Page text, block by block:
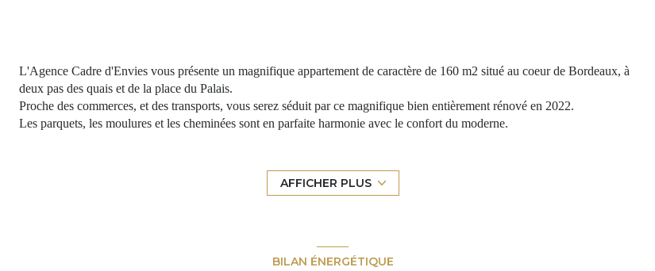
L'Agence Cadre d'Envies vous présente un magnifique appartement de caractère de 160 m2 situé au coeur de Bordeaux, à
deux pas des quais et de la place du Palais.
Proche des commerces, et des transports, vous serez séduit par ce magnifique bien entièrement rénové en 2022.
Les parquets, les moulures et les cheminées sont en parfaite harmonie avec le confort du moderne.
Vous profiterez de ces beaux espaces pour le salon, la salle à manger et la cuisine ouverte aménagée et équipée.
Vous disposerez également d'une buanderie, d'une suite parentale avec son dressing et sa salle de bains, puis de deux
Vous avez la possibilité d'acquérir un garage en complément de cet appartement.
Prix de vente honoraires d'agence inclus 724 500 Euros
AFFICHER PLUS
BILAN ÉNERGÉTIQUE